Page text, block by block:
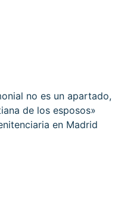
no es un apartado,
de los esposos»
en Madrid